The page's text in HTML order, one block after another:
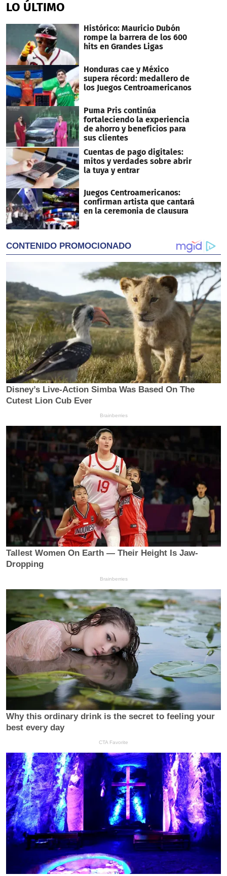
LO ÚLTIMO
Histórico: Mauricio Dubón
rompe la barrera de los 600
hits en Grandes Ligas
Honduras cae y México
supera récord: medallero de
los Juegos Centroamericanos
Puma Pris continúa
fortaleciendo la experiencia
de ahorro y beneficios para
sus clientes
Cuentas de pago digitales:
mitos y verdades sobre abrir
la tuya y entrar
Juegos Centroamericanos:
confirman artista que cantará
en la ceremonia de clausura